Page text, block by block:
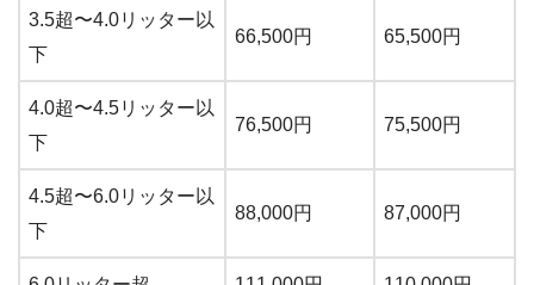
3.5超〜4.0リッター以
下
66,500円 65,500円
4.0超〜4.5リッター以
下
76,500円 75,500円
4.5超〜6.0リッター以
下
88,000円 87,000円